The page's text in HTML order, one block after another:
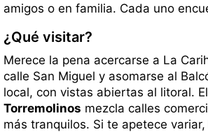
amigos o en familia. Cada uno
¿Qué visitar?
Merece la pena acercarse a La
calle San Miguel y asomarse al
local, con vistas abiertas al litoral. El
Torremolinos mezcla calles
más tranquilos. Si te apetece